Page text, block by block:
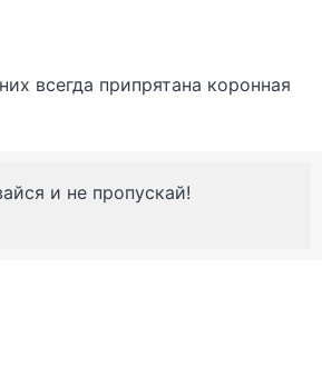
всегда припрятана коронная
и не пропускай!